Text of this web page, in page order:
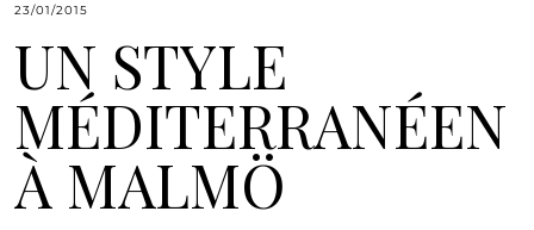
23/01/2015
UN STYLE
MÉDITERRANÉEN
À MALMÖ